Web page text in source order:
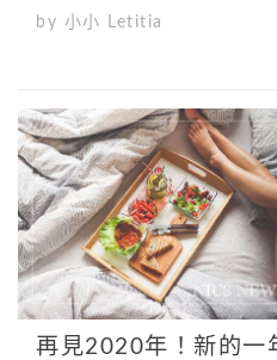
by 小小 Letitia
再見2020年！新的一